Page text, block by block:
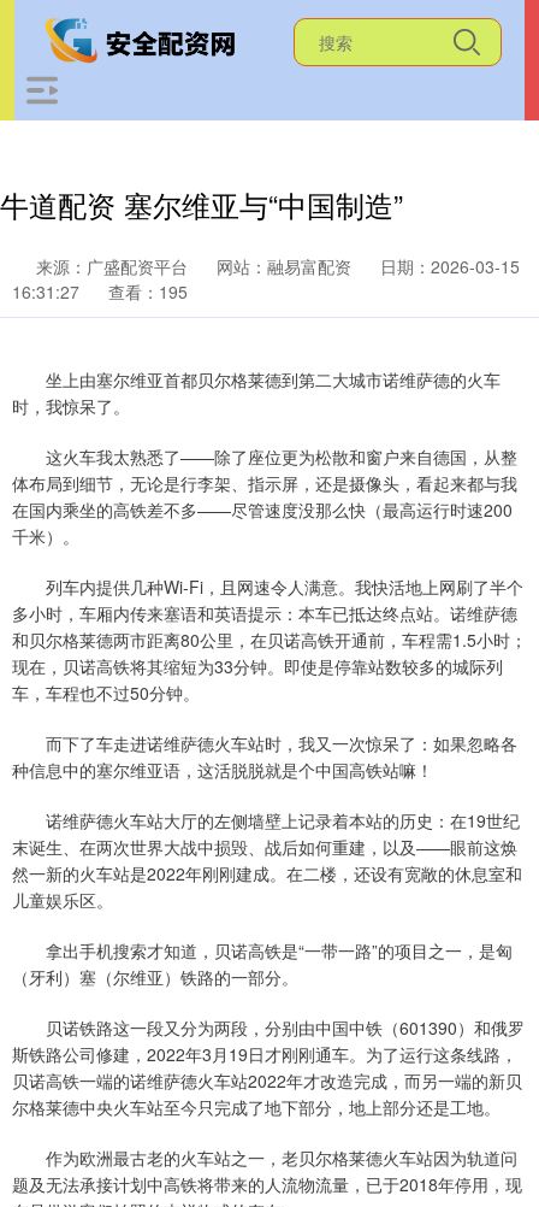
牛道配资 塞尔维亚与“中国制造”
来源：广盛配资平台 网站：融易富配资
日期：2026-03-15
16:31:27
查看：195
坐上由塞尔维亚首都贝尔格莱德到第二大城市诺维萨德的火车
时，我惊呆了。
这火车我太熟悉了——除了座位更为松散和窗户来自德国，从整
体布局到细节，无论是行李架、指示屏，还是摄像头，看起来都与我
在国内乘坐的高铁差不多——尽管速度没那么快（最高运行时速200
千米）。
列车内提供几种Wi-Fi，且网速令人满意。我快活地上网刷了半个
多小时，车厢内传来塞语和英语提示：本车已抵达终点站。诺维萨德
和贝尔格莱德两市距离80公里，在贝诺高铁开通前，车程需1.5小时；
现在，贝诺高铁将其缩短为33分钟。即使是停靠站数较多的城际列
车，车程也不过50分钟。
而下了车走进诺维萨德火车站时，我又一次惊呆了：如果忽略各
种信息中的塞尔维亚语，这活脱脱就是个中国高铁站嘛！
诺维萨德火车站大厅的左侧墙壁上记录着本站的历史：在19世纪
末诞生、在两次世界大战中损毁、战后如何重建，以及——眼前这焕
然一新的火车站是2022年刚刚建成。在二楼，还设有宽敞的休息室和
儿童娱乐区。
拿出手机搜索才知道，贝诺高铁是“一带一路”的项目之一，是匈
（牙利）塞（尔维亚）铁路的一部分。
贝诺铁路这一段又分为两段，分别由中国中铁（601390）和俄罗
斯铁路公司修建，2022年3月19日才刚刚通车。为了运行这条线路，
贝诺高铁一端的诺维萨德火车站2022年才改造完成，而另一端的新贝
尔格莱德中央火车站至今只完成了地下部分，地上部分还是工地。
作为欧洲最古老的火车站之一，老贝尔格莱德火车站因为轨道问
题及无法承接计划中高铁将带来的人流物流量，已于2018年停用，现